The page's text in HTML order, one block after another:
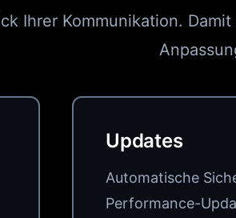
Ihrer Kommunikation.
Updates
Automatische
Performance-